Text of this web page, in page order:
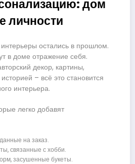
дом
личности
остались в прошлом.
в доме отражение себя.
декор, картины,
– всё это становится
интерьера.
легко добавят
на заказ.
связанные с хобби.
засушенные букеты.